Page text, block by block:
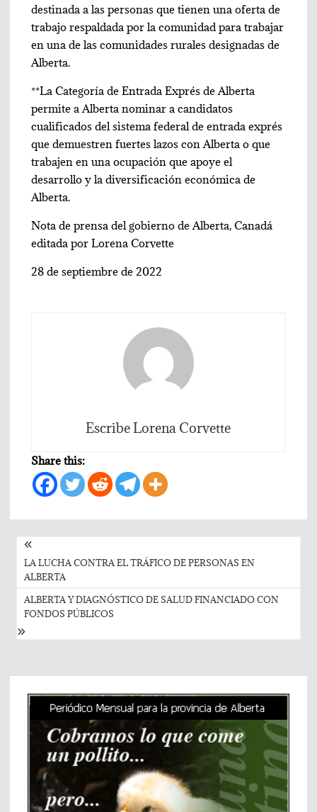
destinada a las personas que tienen una oferta de
trabajo respaldada por la comunidad para trabajar
en una de las comunidades rurales designadas de
Alberta.
**La Categoría de Entrada Exprés de Alberta
permite a Alberta nominar a candidatos
cualificados del sistema federal de entrada exprés
que demuestren fuertes lazos con Alberta o que
trabajen en una ocupación que apoye el
desarrollo y la diversificación económica de
Alberta.
Nota de prensa del gobierno de Alberta, Canadá
editada por Lorena Corvette
28 de septiembre de 2022
Escribe Lorena Corvette
Share this:
Post
navigation
LA LUCHA CONTRA EL TRÁFICO DE PERSONAS EN
ALBERTA
ALBERTA Y DIAGNÓSTICO DE SALUD FINANCIADO CON
FONDOS PÚBLICOS